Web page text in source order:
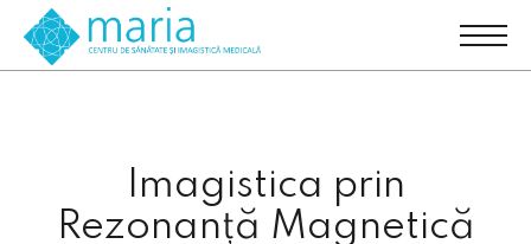
Imagistica prin
Rezonanță Magnetică